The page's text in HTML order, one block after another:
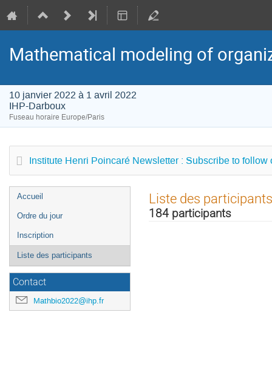
Mathematical modeling of
10 janvier 2022 à 1 avril 2022
IHP-Darboux
Fuseau horaire Europe/Paris
Institute Henri Poincaré Newsletter : Subscribe to follow
Menu
de
Accueil
Ordre du jour
Inscription
Liste des participants
Contact
Mathbio2022@ihp.fr
Liste des participants
184 participants